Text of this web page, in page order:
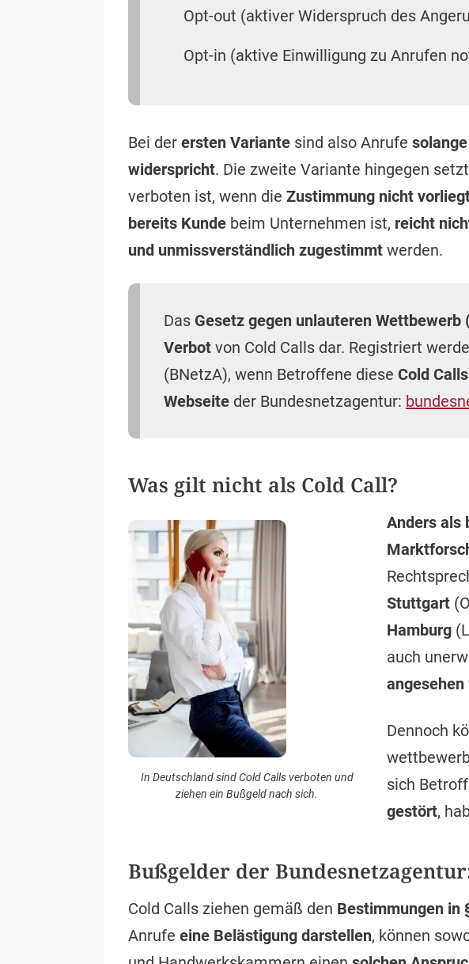
Opt-out (aktiver Widerspruch des
Opt-in (aktive Einwilligung zu Anrufen
Bei der ersten Variante sind also Anrufe
widerspricht. Die zweite Variante hingegen setzt
verboten ist, wenn die Zustimmung nicht
bereits Kunde beim Unternehmen ist, reicht
und unmissverständlich zugestimmt werden.
Das Gesetz gegen unlauteren Wettbewerb
Verbot von Cold Calls dar. Registriert
(BNetzA), wenn Betroffene diese Cold
Webseite der Bundesnetzagentur:
Was gilt nicht als Cold Call?
In Deutschland sind Cold Calls verboten und
ziehen ein Bußgeld nach sich.
Anders als
Stuttgart
Hamburg
auch
Dennoch
sich
gestört,
Bußgelder der
Cold Calls ziehen gemäß den Bestimmungen in
Anrufe eine Belästigung darstellen, können